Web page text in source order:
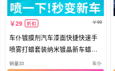
29 折扣 99
车仆镀膜剂汽车漆面快捷快速手
喷雾打蜡套装纳米镀晶新车蜡水
液体
销量33 车仆